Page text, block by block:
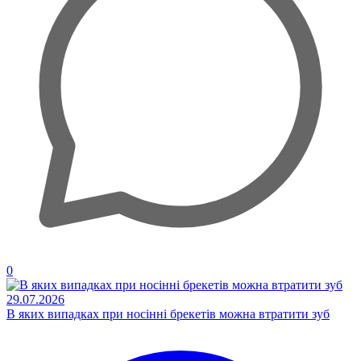
0
29.07.2026
В яких випадках при носінні брекетів можна втратити зуб